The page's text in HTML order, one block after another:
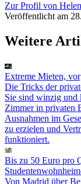
Zur Profil von
Veröffentlicht am
Weitere
Extreme Mieten,
Die Tricks der
Sie sind winzig und
Zimmer in privaten
Ausnahmen im
zu erzielen und
funktioniert.
Bis zu 50 Euro pro
Von Madrid über